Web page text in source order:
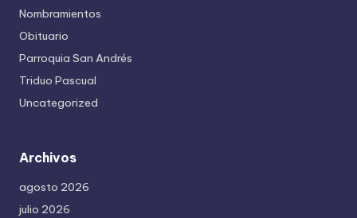
Nombramientos
Obituario
Parroquia San Andrés
Triduo Pascual
Uncategorized
Archivos
agosto 2026
julio 2026